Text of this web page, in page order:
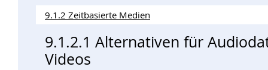
9.1.2 Zeitbasierte Medien
9.1.2.1 Alternativen für
Videos